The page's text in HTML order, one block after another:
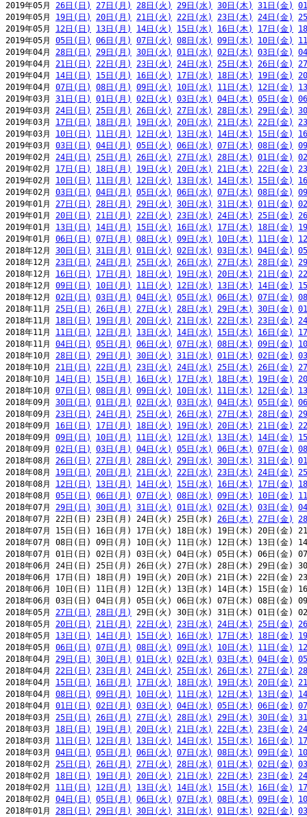
2019年05月 26日(日) 27日(月) 28日(火) 29日(水) 30日(木) 31日(金)
2019年05月 19日(日) 20日(月) 21日(火) 22日(水) 23日(木) 24日(金)
2019年05月 12日(日) 13日(月) 14日(火) 15日(水) 16日(木) 17日(金)
2019年05月 05日(日) 06日(月) 07日(火) 08日(水) 09日(木) 10日(金)
2019年04月 28日(日) 29日(月) 30日(火) 01日(水) 02日(木) 03日(金)
2019年04月 21日(日) 22日(月) 23日(火) 24日(水) 25日(木) 26日(金)
2019年04月 14日(日) 15日(月) 16日(火) 17日(水) 18日(木) 19日(金)
2019年04月 07日(日) 08日(月) 09日(火) 10日(水) 11日(木) 12日(金)
2019年03月 31日(日) 01日(月) 02日(火) 03日(水) 04日(木) 05日(金)
2019年03月 24日(日) 25日(月) 26日(火) 27日(水) 28日(木) 29日(金)
2019年03月 17日(日) 18日(月) 19日(火) 20日(水) 21日(木) 22日(金)
2019年03月 10日(日) 11日(月) 12日(火) 13日(水) 14日(木) 15日(金)
2019年03月 03日(日) 04日(月) 05日(火) 06日(水) 07日(木) 08日(金)
2019年02月 24日(日) 25日(月) 26日(火) 27日(水) 28日(木) 01日(金)
2019年02月 17日(日) 18日(月) 19日(火) 20日(水) 21日(木) 22日(金)
2019年02月 10日(日) 11日(月) 12日(火) 13日(水) 14日(木) 15日(金)
2019年02月 03日(日) 04日(月) 05日(火) 06日(水) 07日(木) 08日(金)
2019年01月 27日(日) 28日(月) 29日(火) 30日(水) 31日(木) 01日(金)
2019年01月 20日(日) 21日(月) 22日(火) 23日(水) 24日(木) 25日(金)
2019年01月 13日(日) 14日(月) 15日(火) 16日(水) 17日(木) 18日(金)
2019年01月 06日(日) 07日(月) 08日(火) 09日(水) 10日(木) 11日(金)
2018年12月 30日(日) 31日(月) 01日(火) 02日(水) 03日(木) 04日(金)
2018年12月 23日(日) 24日(月) 25日(火) 26日(水) 27日(木) 28日(金)
2018年12月 16日(日) 17日(月) 18日(火) 19日(水) 20日(木) 21日(金)
2018年12月 09日(日) 10日(月) 11日(火) 12日(水) 13日(木) 14日(金)
2018年12月 02日(日) 03日(月) 04日(火) 05日(水) 06日(木) 07日(金)
2018年11月 25日(日) 26日(月) 27日(火) 28日(水) 29日(木) 30日(金)
2018年11月 18日(日) 19日(月) 20日(火) 21日(水) 22日(木) 23日(金)
2018年11月 11日(日) 12日(月) 13日(火) 14日(水) 15日(木) 16日(金)
2018年11月 04日(日) 05日(月) 06日(火) 07日(水) 08日(木) 09日(金)
2018年10月 28日(日) 29日(月) 30日(火) 31日(水) 01日(木) 02日(金)
2018年10月 21日(日) 22日(月) 23日(火) 24日(水) 25日(木) 26日(金)
2018年10月 14日(日) 15日(月) 16日(火) 17日(水) 18日(木) 19日(金)
2018年10月 07日(日) 08日(月) 09日(火) 10日(水) 11日(木) 12日(金)
2018年09月 30日(日) 01日(月) 02日(火) 03日(水) 04日(木) 05日(金)
2018年09月 23日(日) 24日(月) 25日(火) 26日(水) 27日(木) 28日(金)
2018年09月 16日(日) 17日(月) 18日(火) 19日(水) 20日(木) 21日(金)
2018年09月 09日(日) 10日(月) 11日(火) 12日(水) 13日(木) 14日(金)
2018年09月 02日(日) 03日(月) 04日(火) 05日(水) 06日(木) 07日(金)
2018年08月 26日(日) 27日(月) 28日(火) 29日(水) 30日(木) 31日(金)
2018年08月 19日(日) 20日(月) 21日(火) 22日(水) 23日(木) 24日(金)
2018年08月 12日(日) 13日(月) 14日(火) 15日(水) 16日(木) 17日(金)
2018年08月 05日(日) 06日(月) 07日(火) 08日(水) 09日(木) 10日(金)
2018年07月 29日(日) 30日(月) 31日(火) 01日(水) 02日(木) 03日(金)
2018年07月 22日(日) 23日(月) 24日(火) 25日(水) 26日(木) 27日(金)
2018年07月 15日(日) 16日(月) 17日(火) 18日(水) 19日(木) 20日(金)
2018年07月 08日(日) 09日(月) 10日(火) 11日(水) 12日(木) 13日(金)
2018年07月 01日(日) 02日(月) 03日(火) 04日(水) 05日(木) 06日(金)
2018年06月 24日(日) 25日(月) 26日(火) 27日(水) 28日(木) 29日(金)
2018年06月 17日(日) 18日(月) 19日(火) 20日(水) 21日(木) 22日(金)
2018年06月 10日(日) 11日(月) 12日(火) 13日(水) 14日(木) 15日(金)
2018年06月 03日(日) 04日(月) 05日(火) 06日(水) 07日(木) 08日(金)
2018年05月 27日(日) 28日(月)
29日(火) 30日(水) 31日(木) 01日(金)
2018年05月 20日(日) 21日(月) 22日(火) 23日(水) 24日(木) 25日(金)
2018年05月 13日(日) 14日(月) 15日(火) 16日(水) 17日(木) 18日(金)
2018年05月 06日(日) 07日(月) 08日(火) 09日(水) 10日(木) 11日(金)
2018年04月 29日(日) 30日(月) 01日(火) 02日(水) 03日(木) 04日(金)
2018年04月 22日(日) 23日(月) 24日(火) 25日(水) 26日(木) 27日(金)
2018年04月 15日(日) 16日(月) 17日(火) 18日(水) 19日(木) 20日(金)
2018年04月 08日(日) 09日(月) 10日(火) 11日(水) 12日(木) 13日(金)
2018年04月 01日(日) 02日(月) 03日(火) 04日(水) 05日(木) 06日(金)
2018年03月 25日(日) 26日(月) 27日(火) 28日(水) 29日(木) 30日(金)
2018年03月 18日(日) 19日(月) 20日(火) 21日(水) 22日(木) 23日(金)
2018年03月 11日(日) 12日(月) 13日(火) 14日(水) 15日(木) 16日(金)
2018年03月 04日(日) 05日(月) 06日(火) 07日(水) 08日(木) 09日(金)
2018年02月 25日(日) 26日(月) 27日(火) 28日(水) 01日(木) 02日(金)
2018年02月 18日(日) 19日(月) 20日(火) 21日(水) 22日(木) 23日(金)
2018年02月 11日(日) 12日(月) 13日(火) 14日(水) 15日(木) 16日(金)
2018年02月 04日(日) 05日(月) 06日(火) 07日(水) 08日(木) 09日(金)
2018年01月 28日(日) 29日(月) 30日(火) 31日(水) 01日(木) 02日(金)